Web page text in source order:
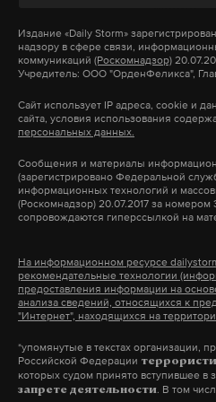
Подпишитесь на
работает там, где
А еще мы есть в
Макс
Дзен
#туризм #краснодарский
#мчс
Также на площадке
Рождество» можно
посвященных истории
атмосферные фото на
Для самых активных и
подготовили
«Путешествие в
со вкусностями, с
именитых мастериц.
Также доступны каток,
и благотворительность!
Издание «Daily Storm»
надзору в сфере связи,
коммуникаций (Роскомнадзор)
Учредитель: ООО "ОрденФеликса",
Сайт использует IP адреса, cookie и
сайта, условия использования
персональных данных.
Сообщения и материалы
(зарегистрировано Федеральной
информационных технологий и
(Роскомнадзор) 20.07.2017 за
сопровождаются гиперссылкой на
На информационном ресурсе
рекомендательные технологии
предоставления информации на
анализа сведений, относящихся к
"Интернет", находящихся на
*упомянутые в текстах организации,
Российской Федерации
которых судом принято вступившее в
запрете деятельности. В том